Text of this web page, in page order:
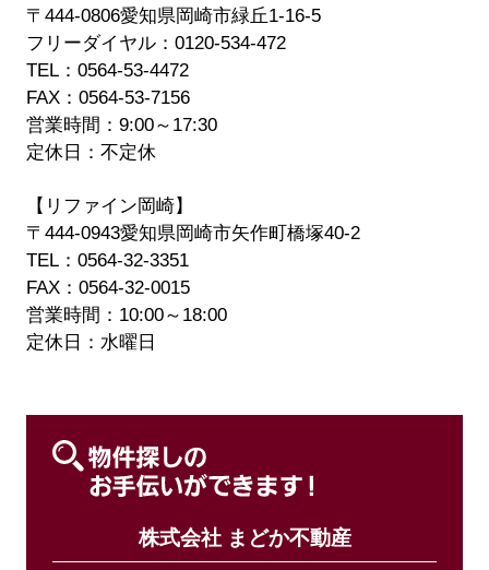
〒444-0806愛知県岡崎市緑丘1-16-5
フリーダイヤル： 0120-534-472
TEL： 0564-53-4472
FAX：0564-53-7156
営業時間： 9:00～ 17:30
定休日：不定休
【リファイン岡崎】
〒444-0943愛知県岡崎市矢作町橋塚40-2
TEL： 0564-32-3351
FAX：0564-32-0015
営業時間： 10:00～ 18:00
定休日：水曜日
株式会社 まどか不動産